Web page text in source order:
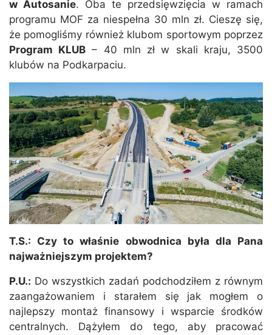
w Autosanie. Oba te przedsięwzięcia w ramach
programu MOF za niespełna 30 mln zł. Cieszę się,
że pomogliśmy również klubom sportowym poprzez
Program KLUB – 40 mln zł w skali kraju, 3500
klubów na Podkarpaciu.
T.S.: Czy to właśnie obwodnica była dla Pana
najważniejszym projektem?
P.U.: Do wszystkich zadań podchodziłem z równym
zaangażowaniem i starałem się jak mogłem o
najlepszy montaż finansowy i wsparcie środków
centralnych. Dążyłem do tego, aby pracować